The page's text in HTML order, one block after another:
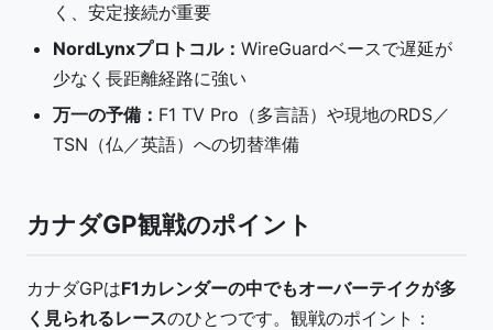
く、安定接続が重要
NordLynxプロトコル： WireGuardベースで遅延が
少なく長距離経路に強い
万一の予備： F1 TV Pro（多言語）や現地のRDS／
TSN（仏／英語）への切替準備
カナダGP観戦のポイント
カナダGPはF1カレンダーの中でもオーバーテイクが多
く見られるレースのひとつです。観戦のポイント：